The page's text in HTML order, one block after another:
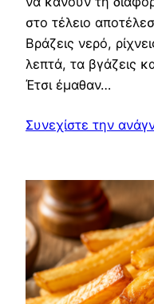
στο τέλειο
Βράζεις νερό,
λεπτά, τα βγάζεις
Έτσι έμαθαν…
Συνεχίστε την